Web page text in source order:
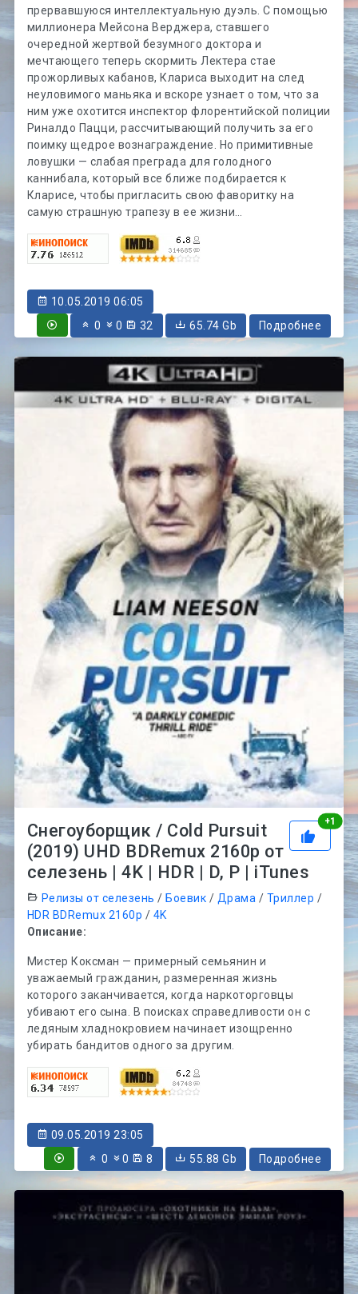
прервавшуюся интеллектуальную дуэль. С помощью
миллионера Мейсона Верджера, ставшего
очередной жертвой безумного доктора и
мечтающего теперь скормить Лектера стае
прожорливых кабанов, Клариса выходит на след
неуловимого маньяка и вскоре узнает о том, что за
ним уже охотится инспектор флорентийской полиции
Риналдо Пацци, рассчитывающий получить за его
поимку щедрое вознаграждение. Но примитивные
ловушки — слабая преграда для голодного
каннибала, который все ближе подбирается к
Кларисе, чтобы пригласить свою фаворитку на
самую страшную трапезу в ее жизни…
10.05.2019 06:05
0
0 32 65.74 Gb Подробнее
+1
Снегоуборщик / Cold Pursuit
(2019) UHD BDRemux 2160p от
селезень | 4K | HDR | D, P | iTunes
Релизы от селезень / Боевик / Драма / Триллер /
HDR BDRemux 2160p / 4K
Описание:
Мистер Коксман — примерный семьянин и
уважаемый гражданин, размеренная жизнь
которого заканчивается, когда наркоторговцы
убивают его сына. В поисках справедливости он с
ледяным хладнокровием начинает изощренно
убирать бандитов одного за другим.
09.05.2019 23:05
0
0 8 55.88 Gb Подробнее